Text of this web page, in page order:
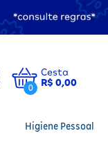
0
Cesta
R$ 0,00
Higiene Pessoal